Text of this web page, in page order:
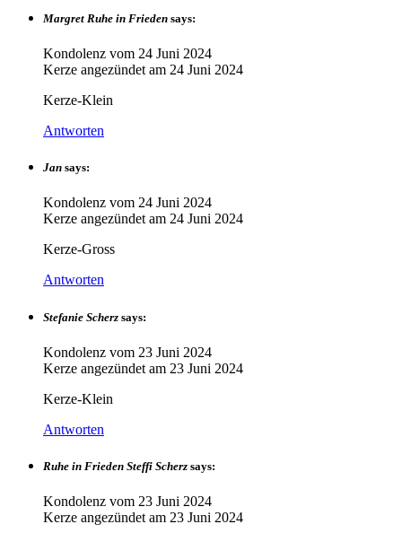
Margret Ruhe in Frieden says:
Kondolenz vom 24 Juni 2024
Kerze angezündet am 24 Juni 2024
Kerze-Klein
Antworten
Jan says:
Kondolenz vom 24 Juni 2024
Kerze angezündet am 24 Juni 2024
Kerze-Gross
Antworten
Stefanie Scherz says:
Kondolenz vom 23 Juni 2024
Kerze angezündet am 23 Juni 2024
Kerze-Klein
Antworten
Ruhe in Frieden Steffi Scherz says:
Kondolenz vom 23 Juni 2024
Kerze angezündet am 23 Juni 2024